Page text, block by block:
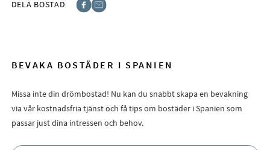
DELA BOSTAD
BEVAKA BOSTÄDER I SPANIEN
Missa inte din drömbostad! Nu kan du snabbt skapa en bevakning
via vår kostnadsfria tjänst och få tips om bostäder i Spanien som
passar just dina intressen och behov.